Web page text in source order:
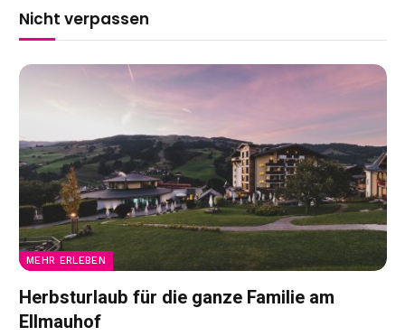
Nicht verpassen
MEHR ERLEBEN
Herbsturlaub für die ganze Familie am
Ellmauhof